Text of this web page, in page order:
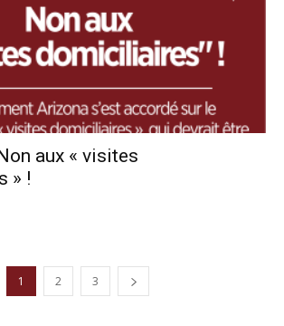
aux « visites
» !
1 2 3